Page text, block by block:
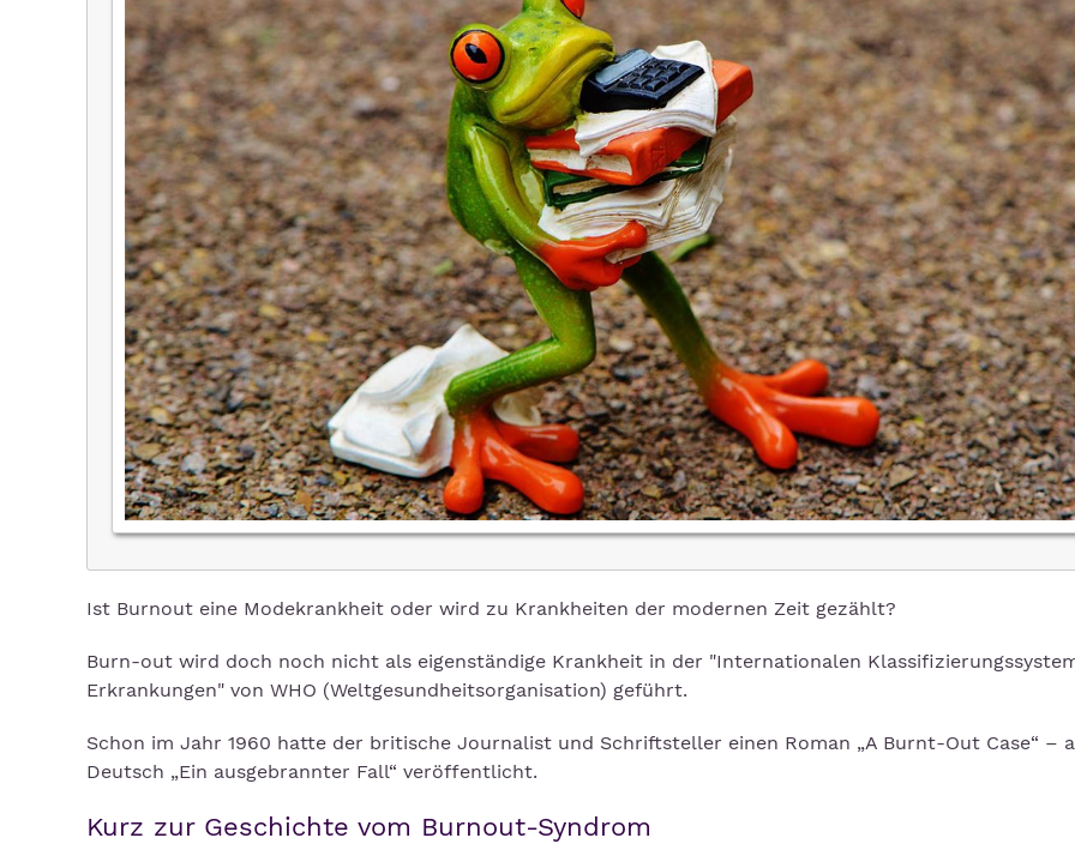
Ist Burnout eine Modekrankheit oder wird zu Krankheiten der modernen Zeit gezählt?
Burn-out wird doch noch nicht als eigenständige Krankheit in der "Internationalen
Erkrankungen" von WHO (Weltgesundheitsorganisation) geführt.
Schon im Jahr 1960 hatte der britische Journalist und Schriftsteller einen Roman „A Burnt-Out Case“ –
Deutsch „Ein ausgebrannter Fall“ veröffentlicht.
Kurz zur Geschichte vom Burnout-Syndrom